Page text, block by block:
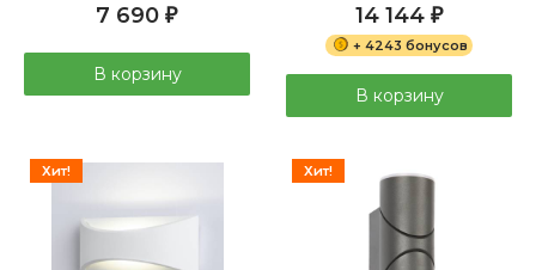
7 690 ₽
В корзину
14 144 ₽
+ 4243 бонусов
В корзину
Хит! Хит!